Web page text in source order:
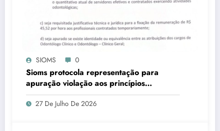
SIOMS 0
Sioms protocola representação para
apuração violação aos princípios
constitucionais da Administração Pública,
em Ladário
27 De Julho De 2026